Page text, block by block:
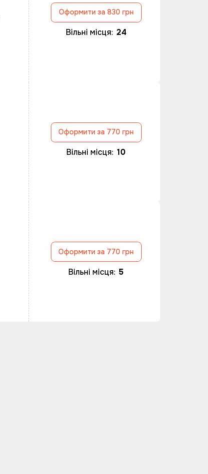
Оформити за 830 грн
Вільні місця: 24
Оформити за 770 грн
Вільні місця: 10
Оформити за 770 грн
Вільні місця: 5